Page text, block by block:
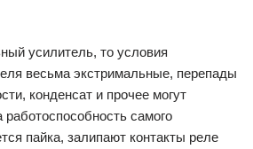
усилитель, то условия
весьма экстримальные, перепады
конденсат и прочее могут
работоспособность самого
пайка, залипают контакты реле